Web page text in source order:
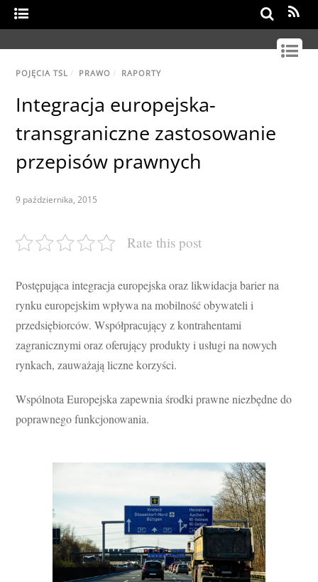
POJĘCIA TSL / PRAWO / RAPORTY
Integracja europejska-
transgraniczne zastosowanie
przepisów prawnych
9 października, 2015
Rate this post
Postępująca integracja europejska oraz likwidacja barier na
rynku europejskim wpływa na mobilność obywateli i
przedsiębiorców. Współpracujący z kontrahentami
zagranicznymi oraz oferujący produkty i usługi na nowych
rynkach, zauważają liczne korzyści.
Wspólnota Europejska zapewnia środki prawne niezbędne do
poprawnego funkcjonowania.